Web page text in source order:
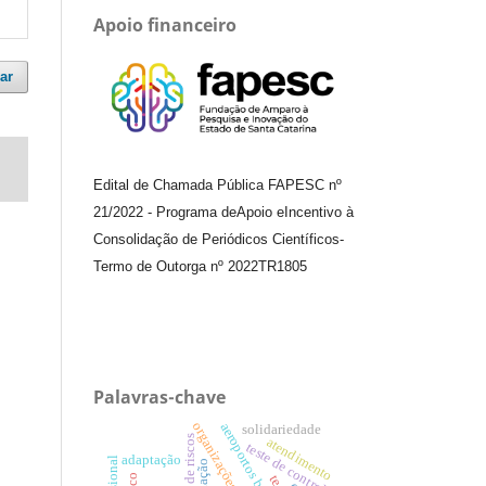
Apoio financeiro
Edital de Chamada Pública FAPESC nº
21/2022 - Programa deApoio e Incentivo à
Consolidação de Periódicos Científicos-
Termo de Outorga nº 2022TR1805
Palavras-chave
teste de controle
adaptação atendimento
solidariedade